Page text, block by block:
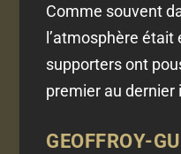
Comme souvent
l’atmosphère était
supporters ont
premier au dernier
GEOFFROY-